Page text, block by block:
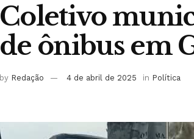
Coletivo
de ônibus em
by Redação 4 de abril de 2025 in Política